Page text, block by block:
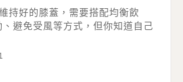
持好的膝蓋，需要搭配均衡飲
、避免受風等方式，但你知道自己